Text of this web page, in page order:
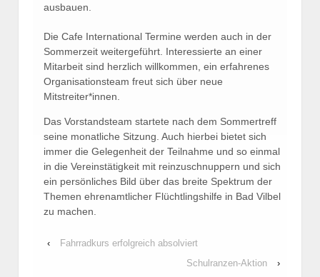
ausbauen.
Die Cafe International Termine werden auch in der
Sommerzeit weitergeführt. Interessierte an einer
Mitarbeit sind herzlich willkommen, ein erfahrenes
Organisationsteam freut sich über neue
Mitstreiter*innen.
Das Vorstandsteam startete nach dem Sommertreff
seine monatliche Sitzung. Auch hierbei bietet sich
immer die Gelegenheit der Teilnahme und so einmal
in die Vereinstätigkeit mit reinzuschnuppern und sich
ein persönliches Bild über das breite Spektrum der
Themen ehrenamtlicher Flüchtlingshilfe in Bad Vilbel
zu machen.
‹
Fahrradkurs erfolgreich absolviert
Schulranzen-Aktion
›